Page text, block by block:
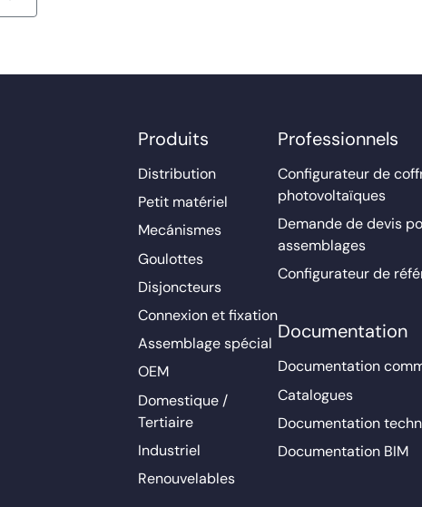
Produits
Distribution
Petit matériel
Mecánismes
Goulottes
Disjoncteurs
Connexion et fixation
Assemblage spécial
OEM
Domestique /
Tertiaire
Industriel
Renouvelables
Professionnels
Configurateur de
photovoltaïques
Demande de devis
assemblages
Configurateur de
Documentation
Documentation
Catalogues
Documentation
Documentation BIM